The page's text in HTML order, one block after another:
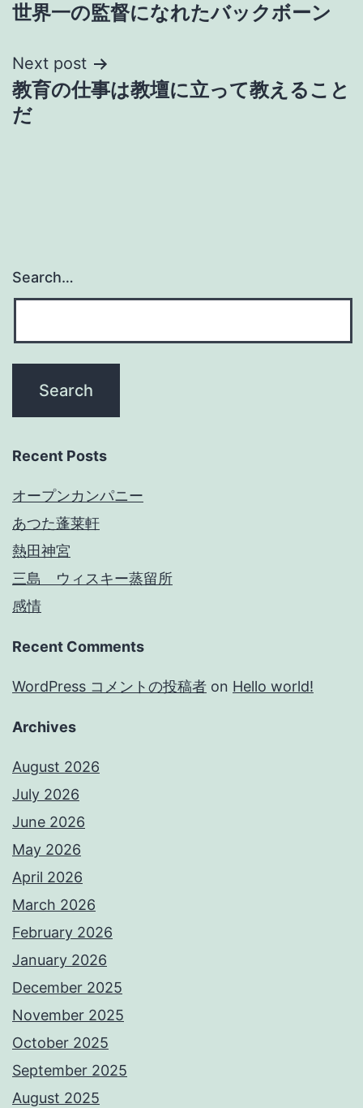
navigation
世界一の監督になれたバックボーン
Next post
教育の仕事は教壇に立って教えること
だ
Search…
Recent Posts
オープンカンパニー
あつた蓬莱軒
熱田神宮
三島 ウィスキー蒸留所
感情
Recent Comments
WordPress コメントの投稿者 on Hello world!
Archives
August 2026
July 2026
June 2026
May 2026
April 2026
March 2026
February 2026
January 2026
December 2025
November 2025
October 2025
September 2025
August 2025